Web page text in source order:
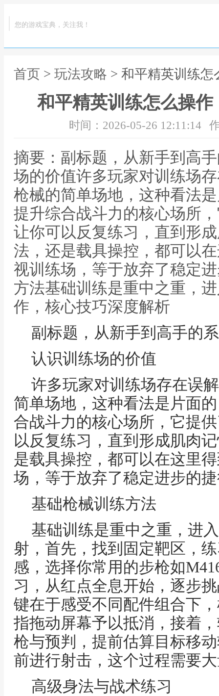
您的游戏宝典，关注我！
首页 > 玩法攻略 > 和平精英训练
和平精英训练怎么操
时间：2026-05-26 12:11:14
摘要：副标题，从新手到高
场的价值许多玩家对训练场
枪械的简单场地，这种看法
提升综合战斗力的核心场所
让你可以反复练习，直到形
法，还是载具操控，都可以
视训练场，等于放弃了稳定
方法基础训练是重中之重，
作，核心技巧深度解析
副标题，从新手到高手的
认识训练场的价值
许多玩家对训练场存在误
简单场地，这种看法是片面
合战斗力的核心场所，它提
以反复练习，直到形成肌肉
是载具操控，都可以在这里
场，等于放弃了稳定进步的
基础枪械训练方法
基础训练是重中之重，进
射，首先，找到固定靶区，
感，选择你常用的步枪如
习，从红点全息开始，逐步
键在于感受不同配件组合下
指拖动屏幕予以抵消，接着
枪与预判，提前估算目标移
前进行射击，这个过程需要
高级身法与战术练习